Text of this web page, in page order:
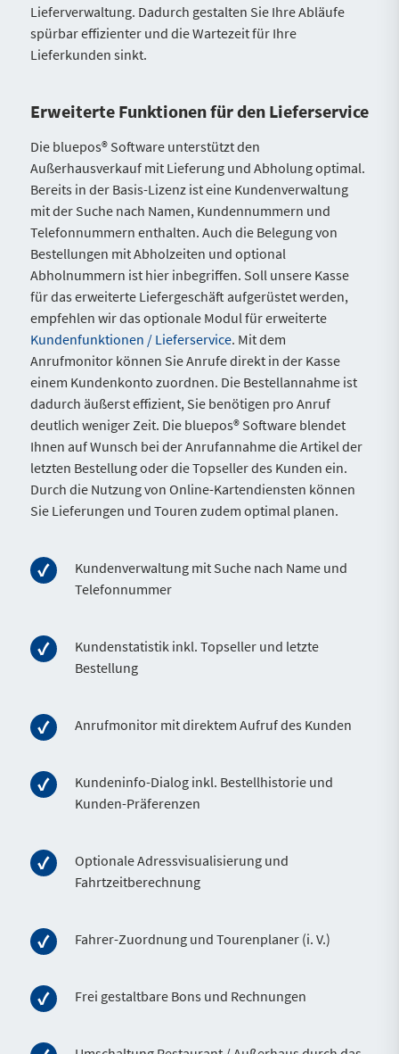
Lieferverwaltung. Dadurch gestalten Sie Ihre Abläufe
spürbar effizienter und die Wartezeit für Ihre
Lieferkunden sinkt.
Erweiterte Funktionen für den Lieferservice
Die bluepos® Software unterstützt den
Außerhausverkauf mit Lieferung und Abholung optimal.
Bereits in der Basis-Lizenz ist eine Kundenverwaltung
mit der Suche nach Namen, Kundennummern und
Telefonnummern enthalten. Auch die Belegung von
Bestellungen mit Abholzeiten und optional
Abholnummern ist hier inbegriffen. Soll unsere Kasse
für das erweiterte Liefergeschäft aufgerüstet werden,
empfehlen wir das optionale Modul für erweiterte
Kundenfunktionen / Lieferservice. Mit dem
Anrufmonitor können Sie Anrufe direkt in der Kasse
einem Kundenkonto zuordnen. Die Bestellannahme ist
dadurch äußerst effizient, Sie benötigen pro Anruf
deutlich weniger Zeit. Die bluepos® Software blendet
Ihnen auf Wunsch bei der Anrufannahme die Artikel der
letzten Bestellung oder die Topseller des Kunden ein.
Durch die Nutzung von Online-Kartendiensten können
Sie Lieferungen und Touren zudem optimal planen.
Kundenverwaltung mit Suche nach Name und
Telefonnummer
Kundenstatistik inkl. Topseller und letzte
Bestellung
Anrufmonitor mit direktem Aufruf des Kunden
Kundeninfo-Dialog inkl. Bestellhistorie und
Kunden-Präferenzen
Optionale Adressvisualisierung und
Fahrtzeitberechnung
Fahrer-Zuordnung und Tourenplaner (i. V.)
Frei gestaltbare Bons und Rechnungen